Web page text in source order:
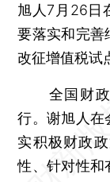
旭人7月26日
要落实和完善
改征增值税试
全国财政
行。谢旭人在
实积极财政
性、针对性和